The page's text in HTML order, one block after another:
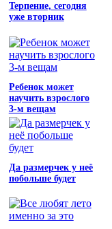
Терпение, сегодня
уже вторник
Ребенок может
научить взрослого
3-м вещам
Да размерчек у неё
побольше будет